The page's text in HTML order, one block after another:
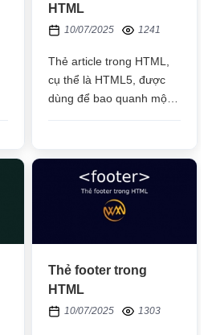
HTML
10/07/2025 1241
Thẻ article trong HTML,
cụ thể là HTML5, được
dùng để bao quanh một
Thẻ footer trong
HTML
10/07/2025 1303